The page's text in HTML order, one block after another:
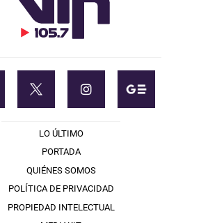
LO ÚLTIMO
PORTADA
QUIÉNES SOMOS
POLÍTICA DE PRIVACIDAD
PROPIEDAD INTELECTUAL